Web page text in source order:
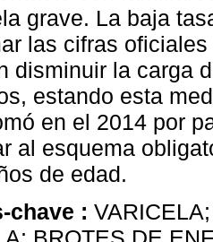
grave. La baja
las cifras
disminuir la carga
estando esta
en el 2014 por
al esquema
de edad.
chave :